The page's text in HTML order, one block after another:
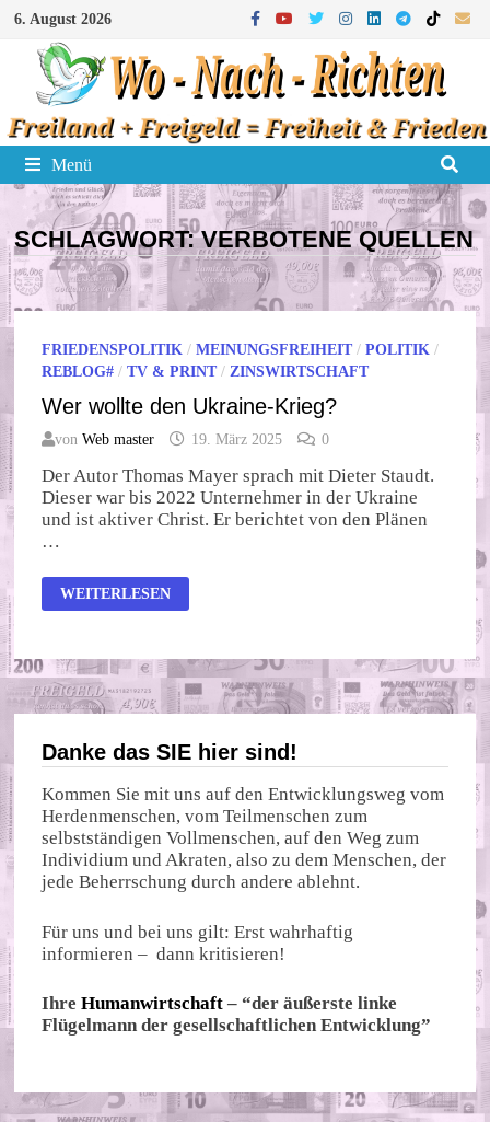
Zum
Inhalt
springen
6. August 2026
Menü
SCHLAGWORT:VERBOTENE QUELLEN
FRIEDENSPOLITIK /MEINUNGSFREIHEIT/POLITIK /
REBLOG# /TV & PRINT/ZINSWIRTSCHAFT
Wer wollte den Ukraine-Krieg?
vonWeb master 19. März 2025 0
Der Autor Thomas Mayer sprach mit Dieter Staudt.
Dieser war bis 2022 Unternehmer in der Ukraine
und ist aktiver Christ. Er berichtet von den Plänen
…
WER
WOLLTE
WEITERLESEN
Danke das SIE hier sind!
Kommen Sie mit uns auf den Entwicklungsweg vom
Herdenmenschen, vom Teilmenschen zum
selbstständigen Vollmenschen, auf den Weg zum
Individium und Akraten, also zu dem Menschen, der
jede Beherrschung durch andere ablehnt.
Für uns und bei uns gilt: Erst wahrhaftig
informieren – dann kritisieren!
IhreHumanwirtschaft – “der äußerste linke
Flügelmann der gesellschaftlichen Entwicklung”